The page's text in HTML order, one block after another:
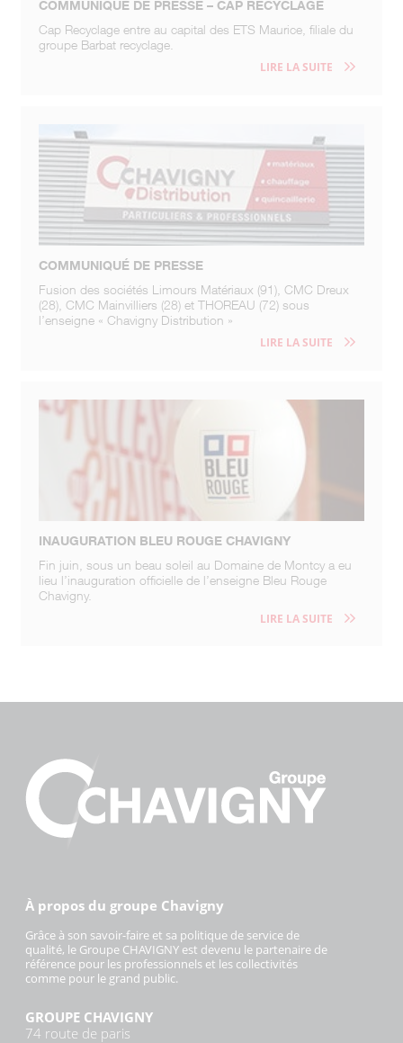
COMMUNIQUÉ DE PRESSE – CAP RECYCLAGE
Cap Recyclage entre au capital des ETS Maurice, filiale du
groupe Barbat recyclage.
LIRE LA SUITE
COMMUNIQUÉ DE PRESSE
Fusion des sociétés Limours Matériaux (91), CMC Dreux
(28), CMC Mainvilliers (28) et THOREAU (72) sous
l’enseigne « Chavigny Distribution »
LIRE LA SUITE
INAUGURATION BLEU ROUGE CHAVIGNY
Fin juin, sous un beau soleil au Domaine de Montcy a eu
lieu l’inauguration officielle de l’enseigne Bleu Rouge
Chavigny.
LIRE LA SUITE
À propos du groupe Chavigny
Grâce à son savoir-faire et sa politique de service de
qualité, le Groupe CHAVIGNY est devenu le partenaire de
référence pour les professionnels et les collectivités
comme pour le grand public.
GROUPE CHAVIGNY
74 route de paris